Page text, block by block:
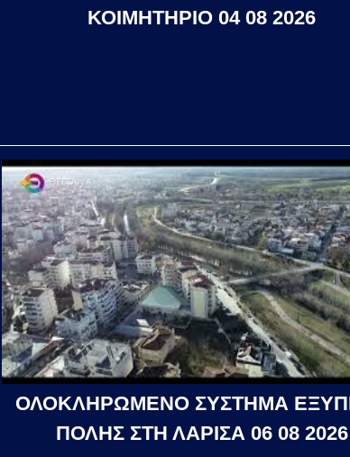
ΚΟΙΜΗΤΗΡΙΟ 04 08 2026
ΟΛΟΚΛΗΡΩΜΕΝΟ ΣΥΣΤΗΜΑ
ΠΟΛΗΣ ΣΤΗ ΛΑΡΙΣΑ 06 08 2026